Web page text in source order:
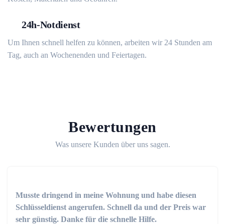
24h-Notdienst
Um Ihnen schnell helfen zu können, arbeiten wir 24 Stunden am
Tag, auch an Wochenenden und Feiertagen.
Bewertungen
Was unsere Kunden über uns sagen.
Musste dringend in meine Wohnung und habe diesen
Schlüsseldienst angerufen. Schnell da und der Preis war
sehr günstig. Danke für die schnelle Hilfe.